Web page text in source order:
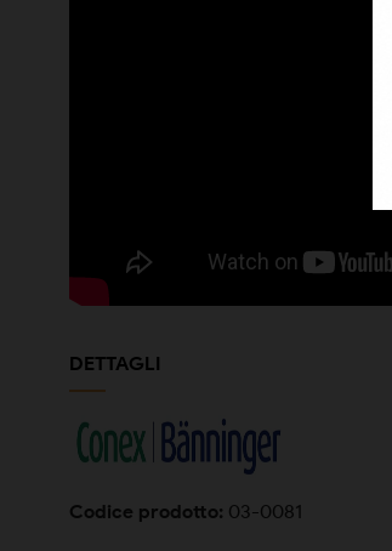
DETTAGLI
Codice prodotto: 03-0081